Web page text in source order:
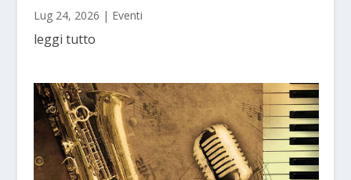
Lug 24, 2026 | Eventi
leggi tutto